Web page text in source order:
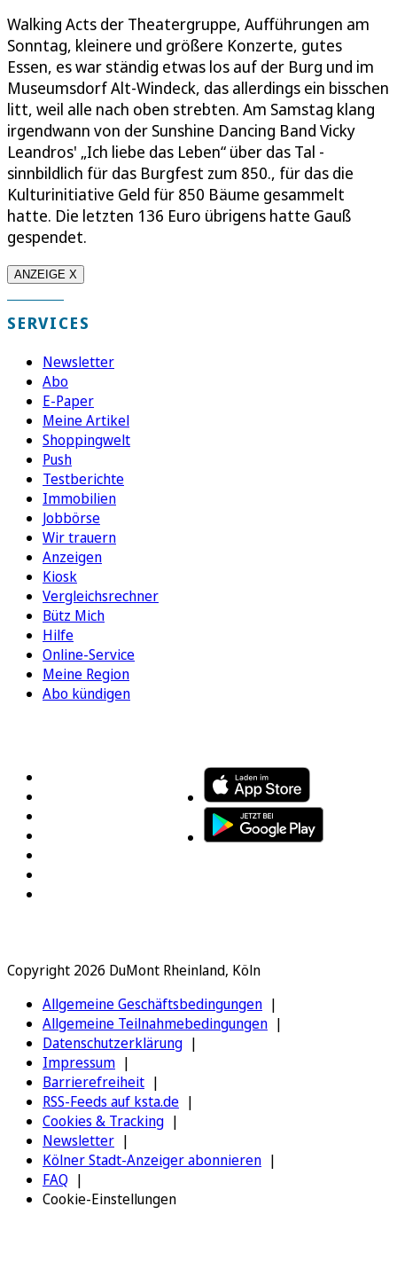
Walking Acts der Theatergruppe, Aufführungen am
Sonntag, kleinere und größere Konzerte, gutes
Essen, es war ständig etwas los auf der Burg und im
Museumsdorf Alt-Windeck, das allerdings ein bisschen
litt, weil alle nach oben strebten. Am Samstag klang
irgendwann von der Sunshine Dancing Band Vicky
Leandros' „Ich liebe das Leben“ über das Tal -
sinnbildlich für das Burgfest zum 850., für das die
Kulturinitiative Geld für 850 Bäume gesammelt
hatte. Die letzten 136 Euro übrigens hatte Gauß
gespendet.
ANZEIGE X
SERVICES
Newsletter
Abo
E-Paper
Meine Artikel
Shoppingwelt
Push
Testberichte
Immobilien
Jobbörse
Wir trauern
Anzeigen
Kiosk
Vergleichsrechner
Bütz Mich
Hilfe
Online-Service
Meine Region
Abo kündigen
Copyright 2026 DuMont Rheinland, Köln
Allgemeine Geschäftsbedingungen
Allgemeine Teilnahmebedingungen
Datenschutzerklärung
Impressum
Barrierefreiheit
RSS-Feeds auf ksta.de
Cookies & Tracking
Newsletter
Kölner Stadt-Anzeiger abonnieren
FAQ
Cookie-Einstellungen